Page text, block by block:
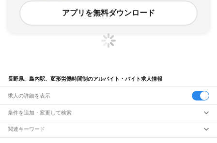
アプリを無料ダウンロード
長野県、島内駅、変形労働時間制のアルバイト・バイト求人情報
求人の詳細を表示
条件を追加・変更して検索
市区町村を追加・変更
関連キーワード